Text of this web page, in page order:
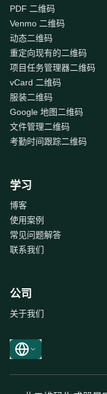
PDF 二维码
Venmo 二维码
动态二维码
重定向现有的二维码
项目任务管理器二维码
vCard 二维码
服装二维码
Google 地图二维码
文件管理二维码
考勤时间跟踪二维码
学习
博客
使用案例
常见问题解答
联系我们
公司
关于我们